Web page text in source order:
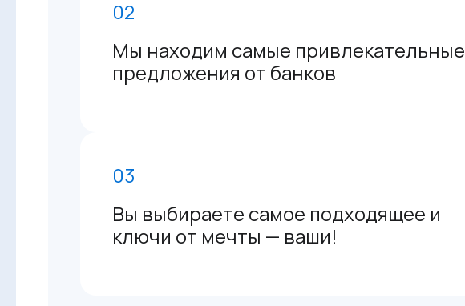
02
Мы находим самые привлекательные
предложения от банков
03
Вы выбираете самое подходящее и
ключи от мечты — ваши!